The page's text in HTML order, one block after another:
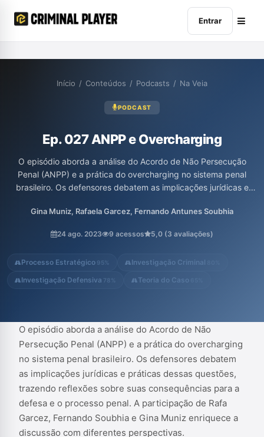
Entrar
Início / Conteúdos / Podcasts / Na Veia
PODCAST
Ep. 027 ANPP e Overcharging
O episódio aborda a análise do Acordo de Não Persecução
Penal (ANPP) e a prática do overcharging no sistema penal
brasileiro. Os defensores debatem as implicações jurídicas e
consequências para a defesa e o processo penal. A participação
discussão com diferentes perspectivas.
Gina Muniz, Rafaela Garcez, Fernando Antunes Soubhia
24 ago. 2023 9 acessos 5,0 (3 avaliações)
Processo Estratégico 95% Investigação Criminal
Investigação Defensiva 78% Teoria do Caso
O episódio aborda a análise do Acordo de Não
Persecução Penal (ANPP) e a prática do overcharging
no sistema penal brasileiro. Os defensores debatem
as implicações jurídicas e práticas dessas questões,
trazendo reflexões sobre suas consequências para a
defesa e o processo penal. A participação de Rafa
Garcez, Fernando Soubhia e Gina Muniz enriquece a
discussão com diferentes perspectivas.